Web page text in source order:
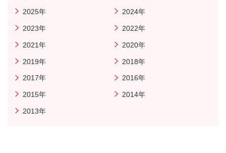
2025年 2024年
2023年 2022年
2021年 2020年
2019年 2018年
2017年 2016年
2015年 2014年
2013年